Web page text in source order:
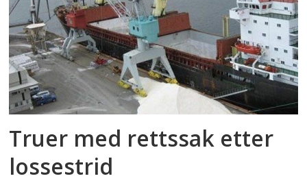
Truer med rettssak etter
lossestrid